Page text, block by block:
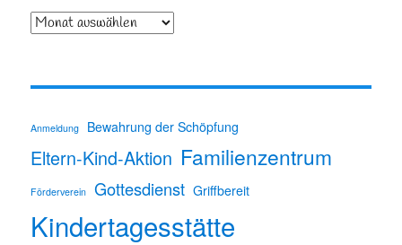
Archiv
Anmeldung Bewahrung der Schöpfung
Eltern-Kind-Aktion Familienzentrum
Förderverein Gottesdienst Griffbereit
Kindertagesstätte